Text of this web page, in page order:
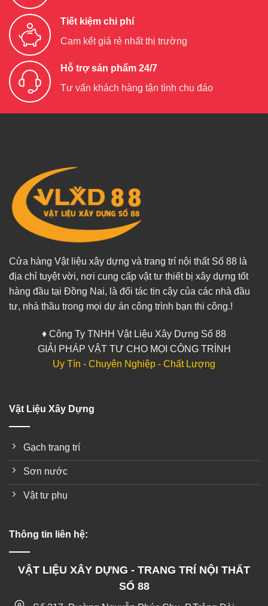
Tiết kiệm chi phí
Cam kết giá rẻ nhất thị trường
Hỗ trợ sản phẩm 24/7
Tư vấn khách hàng tận tình chu đáo
Cửa hàng Vật liệu xây dựng và trang trí nội thất Số 88 là
địa chỉ tuyệt vời, nơi cung cấp vật tư thiết bị xây dựng tốt
hàng đầu tại Đồng Nai, là đối tác tin cậy của các nhà đầu
tư, nhà thầu trong mọi dự án công trình bạn thi công.!
♦ Công Ty TNHH Vật Liệu Xây Dựng Số 88
GIẢI PHÁP VẬT TƯ CHO MỌI CÔNG TRÌNH
Uy Tín - Chuyên Nghiệp - Chất Lượng
Vật Liệu Xây Dựng
Gạch trang trí
Sơn nước
Vật tư phụ
Thông tin liên hệ:
VẬT LIỆU XÂY DỰNG - TRANG TRÍ NỘI THẤT
SỐ 88